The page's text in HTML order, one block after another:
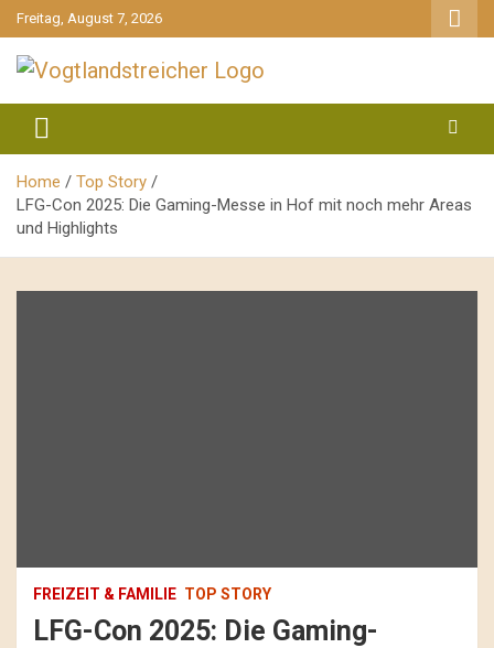
gehe
zum
Inhalt
Freitag, August 7, 2026
Vogtlandstreicher
Home
Top Story
LFG-Con 2025: Die Gaming-Messe in Hof mit noch mehr Areas
und Highlights
FREIZEIT & FAMILIE TOP STORY
LFG-Con 2025: Die Gaming-